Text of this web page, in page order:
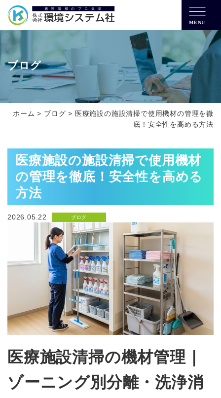
MENU
ブログ
ホーム > ブログ > 医療施設の施設清掃で使用機材の管理を徹
底！安全性を高める方法
医療施設の施設清掃で使用機材
の管理を徹底！安全性を高める
方法
2026.05.22 ブログ
医療施設清掃の機材管理｜
ゾーニング別分離・洗浄消